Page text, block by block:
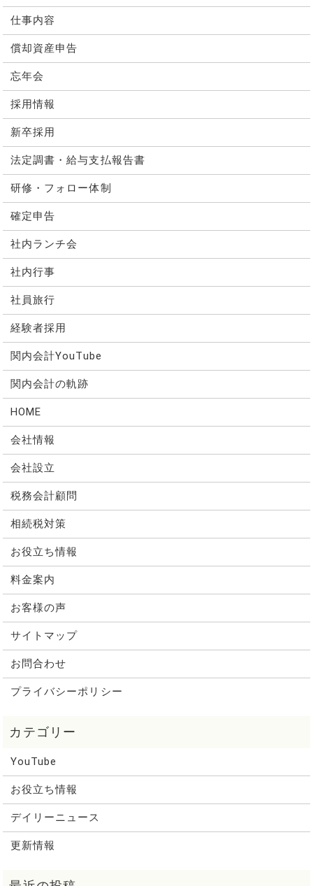
仕事内容
償却資産申告
忘年会
採用情報
新卒採用
法定調書・給与支払報告書
研修・フォロー体制
確定申告
社内ランチ会
社内行事
社員旅行
経験者採用
関内会計YouTube
関内会計の軌跡
HOME
会社情報
会社設立
税務会計顧問
相続税対策
お役立ち情報
料金案内
お客様の声
サイトマップ
お問合わせ
プライバシーポリシー
YouTube
お役立ち情報
デイリーニュース
更新情報